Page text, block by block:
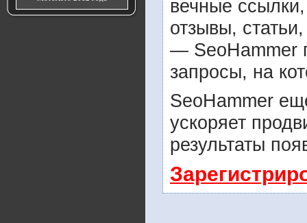
вечные
отзывы,
— SeoHammer
запросы, на
SeoHammer
ускоряет
результаты